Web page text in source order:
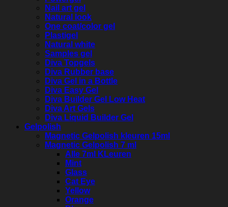
Nail art gel
Natural look
One coat/color gel
Plastigel
Natural white
Samples gel
Diva Topgels
Diva Rubber base
Diva Gel in a Bottle
Diva Easy Gel
Diva Builder Gel Low Heat
Diva Art Gels
Diva Liquid Builder Gel
Gelpolish
Magnetic Gelpolish kleuren 15ml
Magnetic Gelpolish 7 ml
Alle 7ml KLeuren
Mint
Glass
Cat Eye
Yellow
Orange